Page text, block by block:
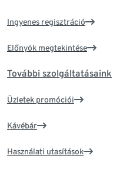
Ingyenes regisztráció
Előnyök megtekintése
További szolgáltatásaink
Üzletek promóciói
Kávébár
Használati utasítások